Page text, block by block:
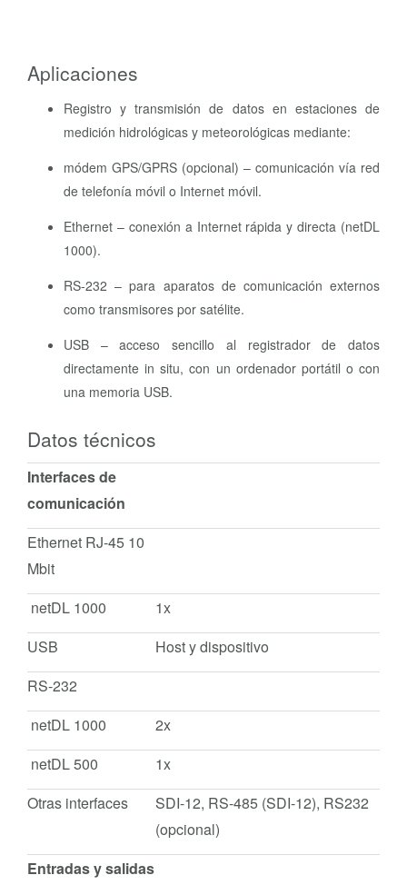
Aplicaciones
Registro y transmisión de datos en estaciones de
medición hidrológicas y meteorológicas mediante:
módem GPS/GPRS (opcional) – comunicación vía red
de telefonía móvil o Internet móvil.
Ethernet – conexión a Internet rápida y directa (netDL
1000).
RS-232 – para aparatos de comunicación externos
como transmisores por satélite.
USB – acceso sencillo al registrador de datos
directamente in situ, con un ordenador portátil o con
una memoria USB.
Datos técnicos
Interfaces de
comunicación
Ethernet RJ-45 10
Mbit
netDL 1000
1x
USB
Host y dispositivo
RS-232
netDL 1000
2x
netDL 500
1x
Otras interfaces
SDI-12, RS-485 (SDI-12), RS232
(opcional)
Entradas y salidas